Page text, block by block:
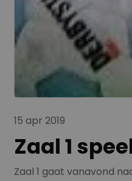
15 apr 2019
Zaal 1
Zaal 1 gaat vanavond